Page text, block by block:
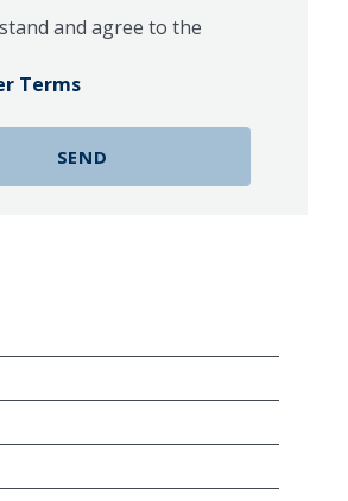
and agree to the
Terms